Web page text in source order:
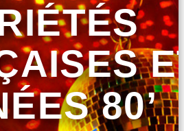
80’